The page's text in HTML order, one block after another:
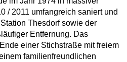
/ 2011 umfangreich saniert und
Thesdorf sowie der
Entfernung. Das
einer Stichstraße mit freiem
familienfreundlichen